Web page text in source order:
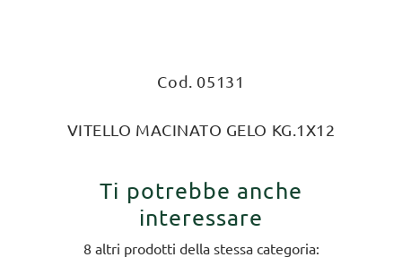
Cod. 05131
VITELLO MACINATO GELO KG.1X12
Ti potrebbe anche
interessare
8 altri prodotti della stessa categoria: